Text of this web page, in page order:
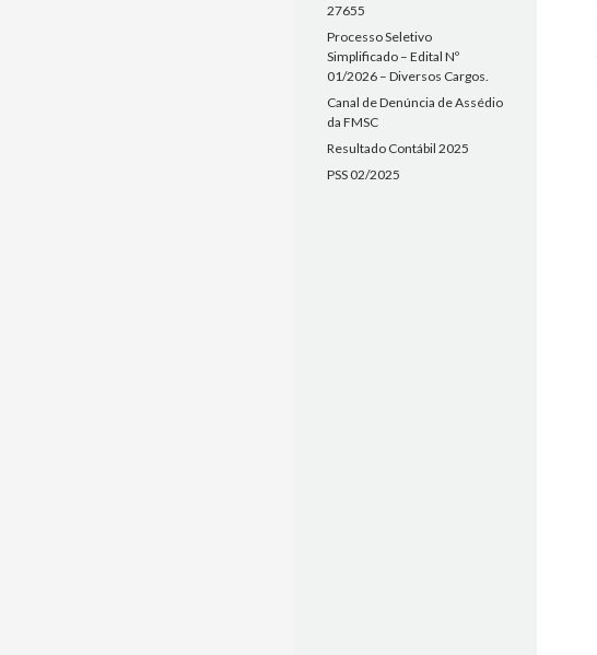
27655
Processo Seletivo
Simplificado – Edital Nº
01/2026 – Diversos Cargos.
Canal de Denúncia de Assédio
da FMSC
Resultado Contábil 2025
PSS 02/2025